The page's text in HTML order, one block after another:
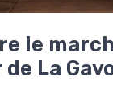
le
La